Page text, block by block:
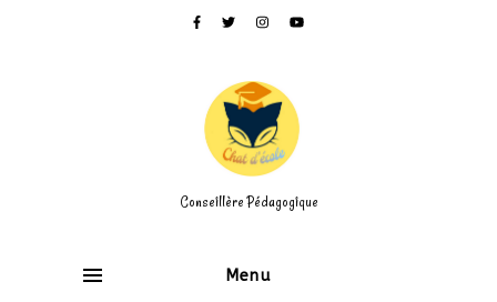
Conseillère Pédagogique
Menu